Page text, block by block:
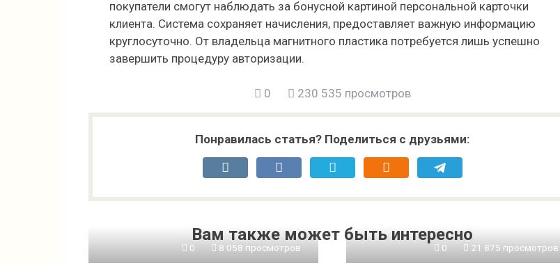
покупатели смогут наблюдать за бонусной картиной персональной карточки
клиента. Система сохраняет начисления, предоставляет важную информацию
круглосуточно. От владельца магнитного пластика потребуется лишь успешно
завершить процедуру авторизации.
0 230 535 просмотров
Понравилась статья? Поделиться с друзьями:
Вам также может быть интересно
0 8 058 просмотров 0 21 875 просмотров